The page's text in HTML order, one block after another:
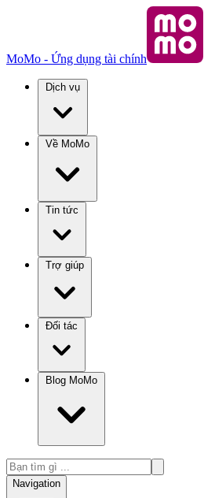
MoMo - Ứng dụng tài chính
Dịch vụ
Về MoMo
Tin tức
Trợ giúp
Đối tác
Blog MoMo
Navigation